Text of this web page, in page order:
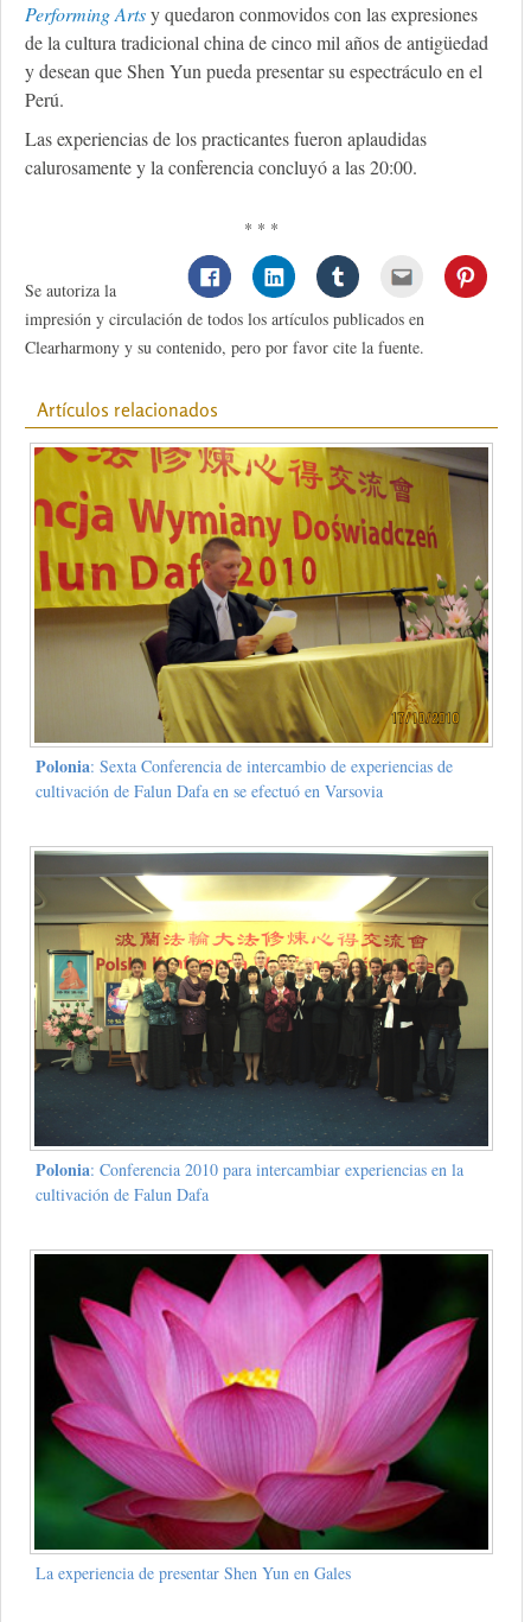
Performing Artsy quedaron conmovidos con las expresiones
de la cultura tradicional china de cinco mil años de antigüedad
y desean que Shen Yun pueda presentar su espectráculo en el
Perú.
Las experiencias de los practicantes fueron aplaudidas
calurosamente y la conferencia concluyó a las 20:00.
* * *
Se autoriza la
impresión y circulación de todos los artículos publicados en
Clearharmony y su contenido, pero por favor cite la fuente.
Artículos relacionados
Polonia: Sexta Conferencia de intercambio de experiencias de
cultivación de Falun Dafa en se efectuó en Varsovia
Polonia: Conferencia 2010 para intercambiar experiencias en la
cultivación de Falun Dafa
La experiencia de presentar Shen Yun en Gales